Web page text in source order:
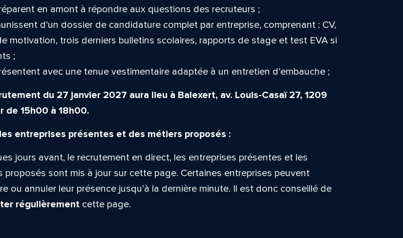
en amont à répondre aux questions des recruteurs ;
d’un dossier de candidature complet par entreprise, comprenant : CV,
motivation, trois derniers bulletins scolaires, rapports de stage et test EVA si
;
avec une tenue vestimentaire adaptée à un entretien d’embauche ;
du 27 janvier 2027 aura lieu à Balexert, av. Louis-Casaï 27, 1209
de 15h00 à 18h00.
entreprises présentes et des métiers proposés :
jours avant, le recrutement en direct, les entreprises présentes et les
proposés sont mis à jour sur cette page. Certaines entreprises peuvent
ou annuler leur présence jusqu’à la dernière minute. Il est donc conseillé de
régulièrementcette page.